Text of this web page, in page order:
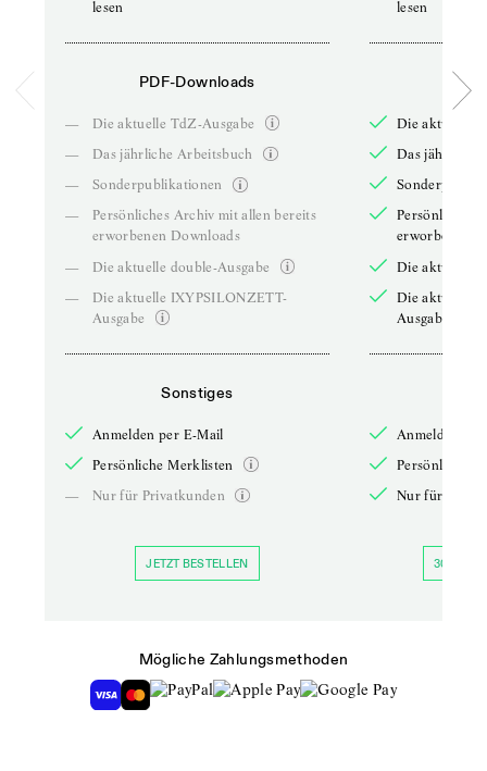
lesen
PDF-Downloads
—
Die aktuelle TdZ-Ausgabe
—
Das jährliche Arbeitsbuch
—
Sonderpublikationen
—
Persönliches Archiv mit allen bereits
erworbenen Downloads
—
Die aktuelle double-Ausgabe
—
Die aktuelle IXYPSILONZETT-
Ausgabe
Sonstiges
Anmelden per E-Mail
Persönliche Merklisten
—
Nur für Privatkunden
JETZT BESTELLEN
lesen
Die aktuelle
Das jährliche
Persönliches
erworbenen
Die aktuelle
Die aktuelle
Ausgabe
Anmelden
Persönliche
Nur für
30 TAGE
Mögliche Zahlungsmethoden